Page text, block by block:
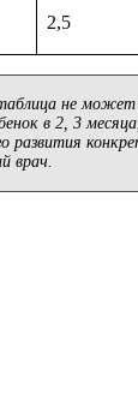
2,5
не может
в 2, 3
развития
врач.